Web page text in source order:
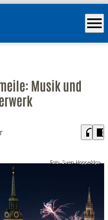
menu
Musik und
headphones chrome_reader_mode
Foto: Sven Hoppe/dpa